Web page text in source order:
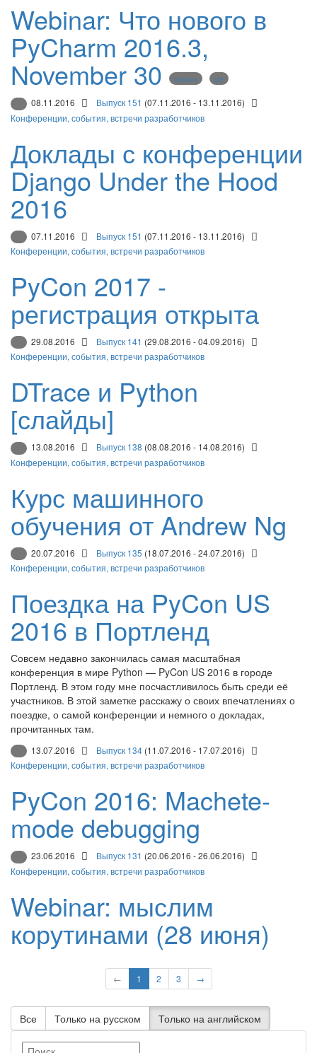
Webinar: Что нового в
PyCharm 2016.3,
November 30 PyCharm IDE
08.11.2016 Выпуск 151 (07.11.2016 - 13.11.2016)
Конференции, события, встречи разработчиков
Доклады с конференции
Django Under the Hood
2016
07.11.2016 Выпуск 151 (07.11.2016 - 13.11.2016)
Конференции, события, встречи разработчиков
PyCon 2017 -
регистрация открыта
29.08.2016 Выпуск 141 (29.08.2016 - 04.09.2016)
Конференции, события, встречи разработчиков
DTrace и Python
[слайды]
13.08.2016 Выпуск 138 (08.08.2016 - 14.08.2016)
Конференции, события, встречи разработчиков
Курс машинного
обучения от Andrew Ng
20.07.2016 Выпуск 135 (18.07.2016 - 24.07.2016)
Конференции, события, встречи разработчиков
Поездка на PyCon US
2016 в Портленд
Совсем недавно закончилась самая масштабная
конференция в мире Python — PyCon US 2016 в городе
Портленд. В этом году мне посчастливилось быть среди её
участников. В этой заметке расскажу о своих впечатлениях о
поездке, о самой конференции и немного о докладах,
прочитанных там.
13.07.2016 Выпуск 134 (11.07.2016 - 17.07.2016)
Конференции, события, встречи разработчиков
PyCon 2016: Machete-
mode debugging
23.06.2016 Выпуск 131 (20.06.2016 - 26.06.2016)
Конференции, события, встречи разработчиков
Webinar: мыслим
корутинами (28 июня)
← 1 2 3 →
Все Только на русском Только на английском